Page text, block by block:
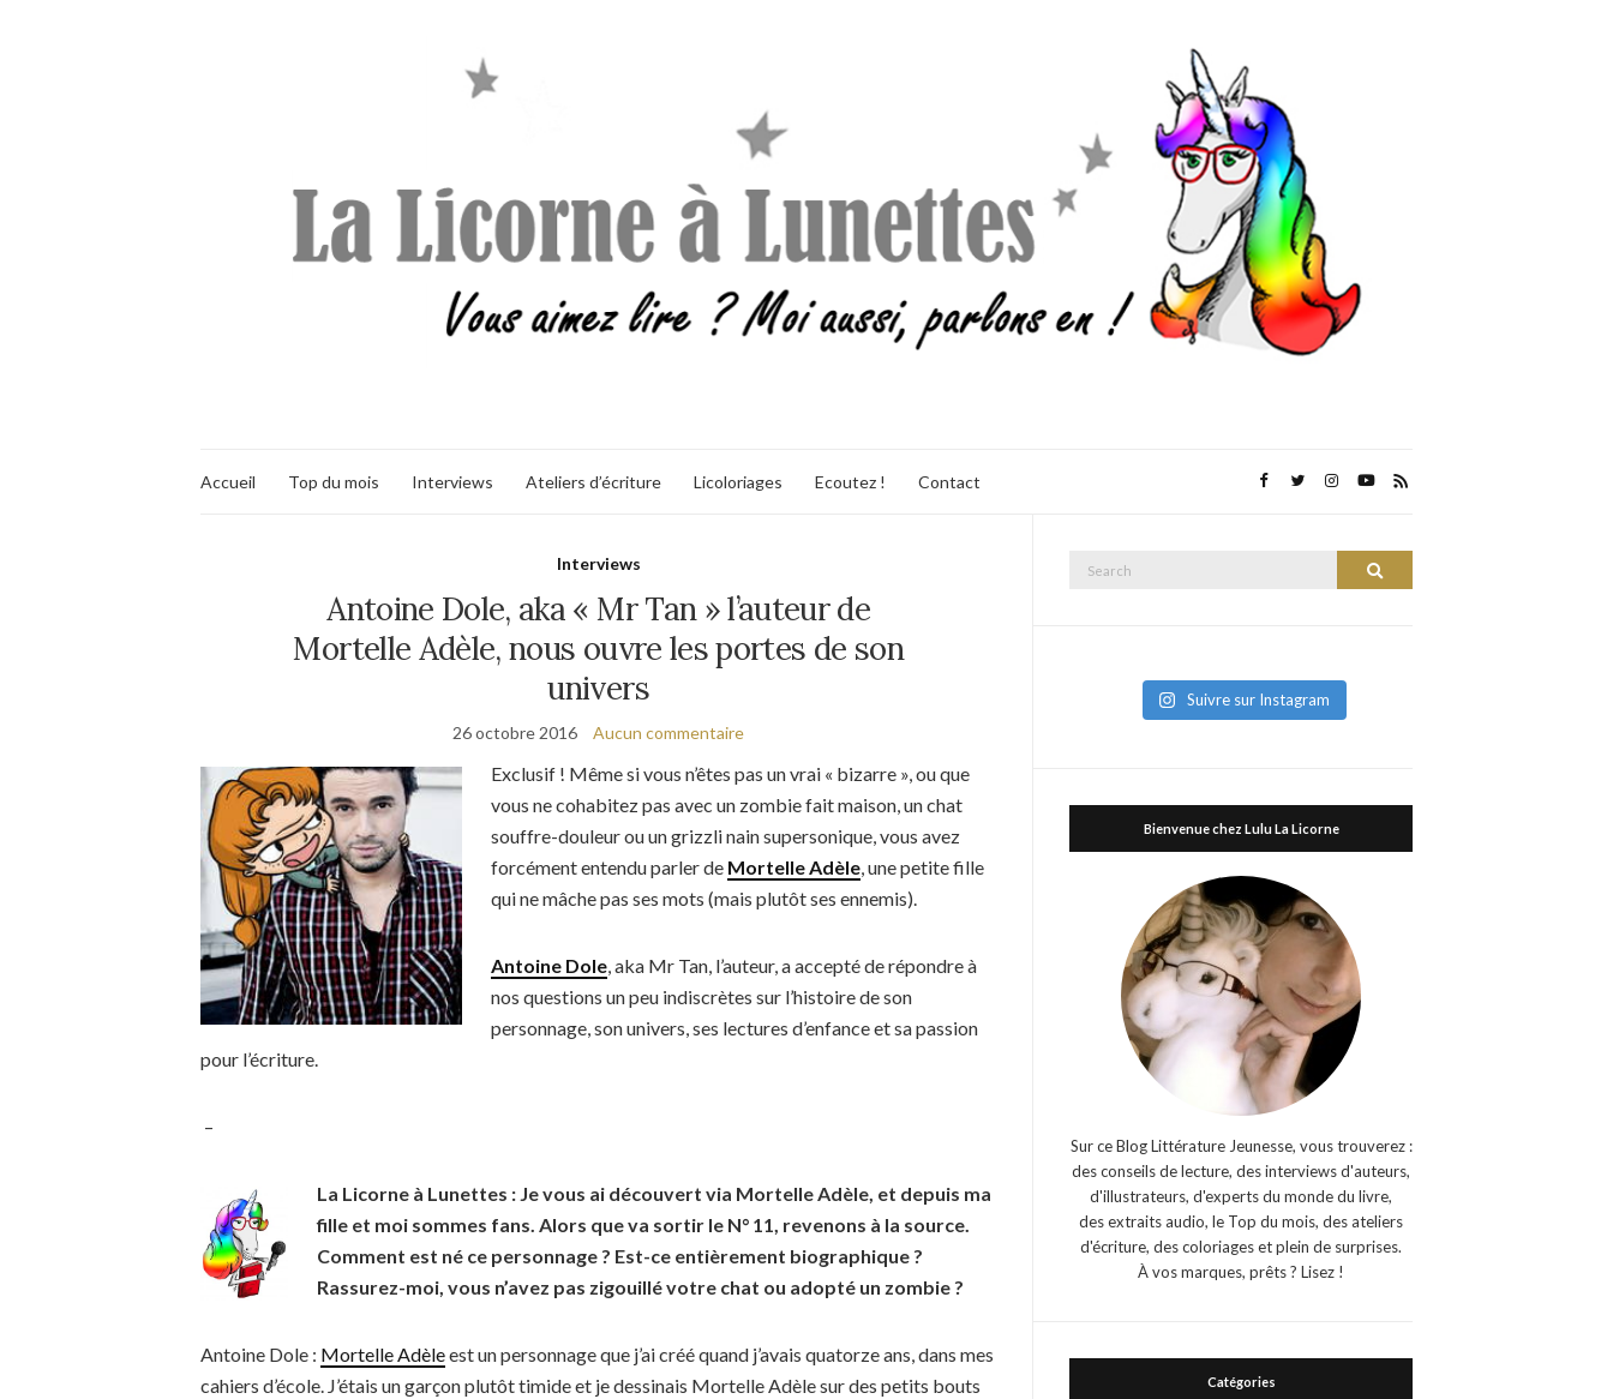
Accueil Top du mois Interviews Ateliers d’écriture Licoloriages Ecoutez ! Contact
Interviews
Antoine Dole, aka « Mr Tan » l’auteur de
Mortelle Adèle, nous ouvre les portes de son
univers
26 octobre 2016 Aucun commentaire
Exclusif ! Même si vous n’êtes pas un vrai « bizarre », ou que
vous ne cohabitez pas avec un zombie fait maison, un chat
souffre-douleur ou un grizzli nain supersonique, vous avez
forcément entendu parler de Mortelle Adèle, une petite fille
qui ne mâche pas ses mots (mais plutôt ses ennemis).
Antoine Dole, aka Mr Tan, l’auteur, a accepté de répondre à
nos questions un peu indiscrètes sur l’histoire de son
personnage, son univers, ses lectures d’enfance et sa passion
pour l’écriture.
–
La Licorne à Lunettes : Je vous ai découvert via Mortelle Adèle, et depuis ma
fille et moi sommes fans. Alors que va sortir le N° 11, revenons à la source.
Comment est né ce personnage ? Est-ce entièrement biographique ?
Rassurez-moi, vous n’avez pas zigouillé votre chat ou adopté un zombie ?
Antoine Dole : Mortelle Adèleest un personnage que j’ai créé quand j’avais quatorze ans, dans mes
cahiers d’école. J’étais un garçon plutôt timide et je dessinais Mortelle Adèle sur des petits bouts
Search
Suivre sur Instagram
Bienvenue chez Lulu La Licorne
Sur ce Blog Littérature Jeunesse, vous trouverez :
des conseils de lecture, des interviews d'auteurs,
d'illustrateurs, d'experts du monde du livre,
des extraits audio, le Top du mois, des ateliers
d'écriture, des coloriages et plein de surprises.
À vos marques, prêts ? Lisez !
Catégories